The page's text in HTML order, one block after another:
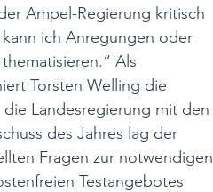
Ampel-Regierung kritisch
ich Anregungen oder
Als
Torsten Welling die
Landesregierung mit den
des Jahres lag der
Fragen zur notwendigen
Testangebotes